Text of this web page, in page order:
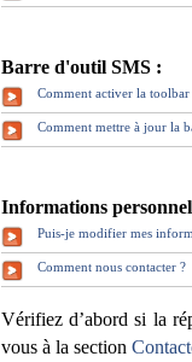
Barre d'outil SMS :
Comment activer la
Comment mettre à jour la
Informations
Puis-je modifier mes
Comment nous contacter ?
Vérifiez d’abord si la
vous à la section